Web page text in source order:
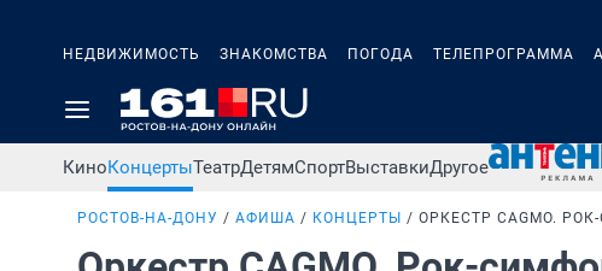
НЕДВИЖИМОСТЬ ЗНАКОМСТВА ПОГОДА ТЕЛЕПРОГРАММА
КиноКонцертыТеатрДетямСпортВыставкиДругое
РОСТОВ-НА-ДОНУ АФИША КОНЦЕРТЫ ОРКЕСТР CAGMO.